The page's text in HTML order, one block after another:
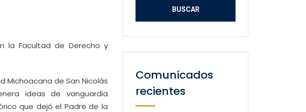
la Facultad de Derecho y
Michoacana de San Nicolás
ideas de vanguardia
que dejó el Padre de la
Comunicados
recientes